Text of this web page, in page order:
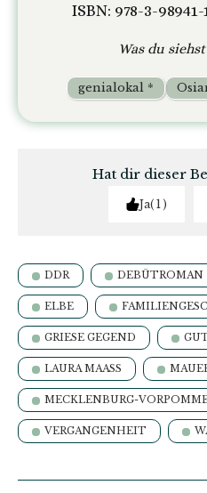
ISBN: 978-3-
Was du siehst
genialokal *
Hat dir dieser
Ja 1
DDR DEBÜTROMAN
ELBE
GRIESE GEGEND
LAURA MAASS
MECKLENBURG-
VERGANGENHEIT